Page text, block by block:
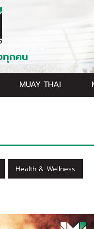
ทุกคน
MUAY THAI
Health & Wellness